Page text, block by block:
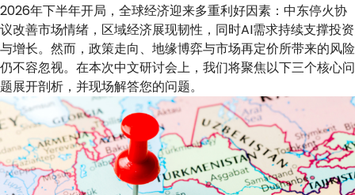
2026年下半年开局，全球经济迎来多重利好因素：中东停火协
议改善市场情绪，区域经济展现韧性，同时AI需求持续支撑投资
与增长。然而，政策走向、地缘博弈与市场再定价所带来的风险
仍不容忽视。在本次中文研讨会上，我们将聚焦以下三个核心问
题展开剖析，并现场解答您的问题。